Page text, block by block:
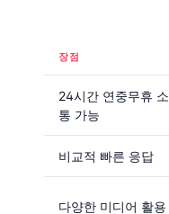
장점
24시간 연중무휴 소
통 가능
비교적 빠른 응답
다양한 미디어 활용